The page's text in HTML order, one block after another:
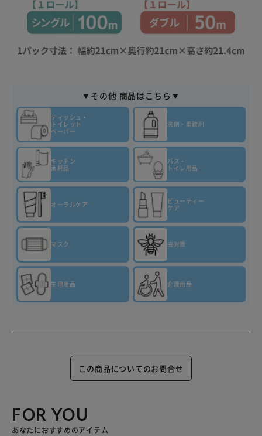
▼その他 商品はこちら▼
ティッシュ・
トイレット
ペーパー
洗剤・柔軟剤
キッチン
消耗品
バス・
トイレ用品
オーラルケア
ビューティー
ケア
マスク 虫対策
生理用品 介護用品
この商品についてのお問合せ
FOR YOU
あなたにおすすめのアイテム